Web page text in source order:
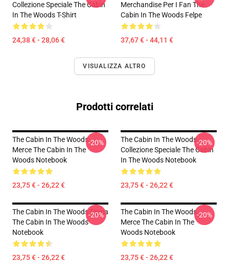
Collezione Speciale The Cabin
In The Woods T-Shirt
24,38 € - 28,06 €
Merchandise Per I Fan The
Cabin In The Woods Felpe
37,67 € - 44,11 €
VISUALIZZA ALTRO
Prodotti correlati
The Cabin In The Woods
Merce The Cabin In The
Woods Notebook
23,75 € - 26,22 €
-20%
The Cabin In The Woods
Collezione Speciale The Cabin
In The Woods Notebook
23,75 € - 26,22 €
-20%
The Cabin In The Woods Firma
The Cabin In The Woods
Notebook
23,75 € - 26,22 €
-20%
The Cabin In The Woods
Merce The Cabin In The
Woods Notebook
23,75 € - 26,22 €
-20%